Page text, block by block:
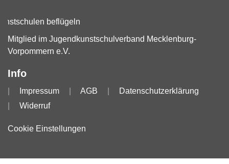
Mitglied im Jugendkunstschulverband Mecklenburg-
Vorpommern e.V.
Info
Impressum AGB
Datenschutzerklärung
Widerruf
Cookie Einstellungen